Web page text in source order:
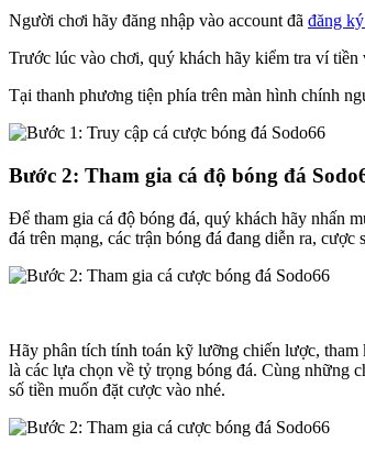
Người chơi hãy đăng nhập vào account đã đăng
Trước lúc vào chơi, quý khách hãy kiểm tra ví tiền
Tại thanh phương tiện phía trên màn hình chính
Bước 2: Tham gia cá độ bóng đá
Để tham gia cá độ bóng đá, quý khách hãy nhấn
đá trên mạng, các trận bóng đá đang diễn ra,
Hãy phân tích tính toán kỹ lưỡng chiến lược,
là các lựa chọn về tỷ trọng bóng đá. Cùng những
số tiền muốn đặt cược vào nhé.